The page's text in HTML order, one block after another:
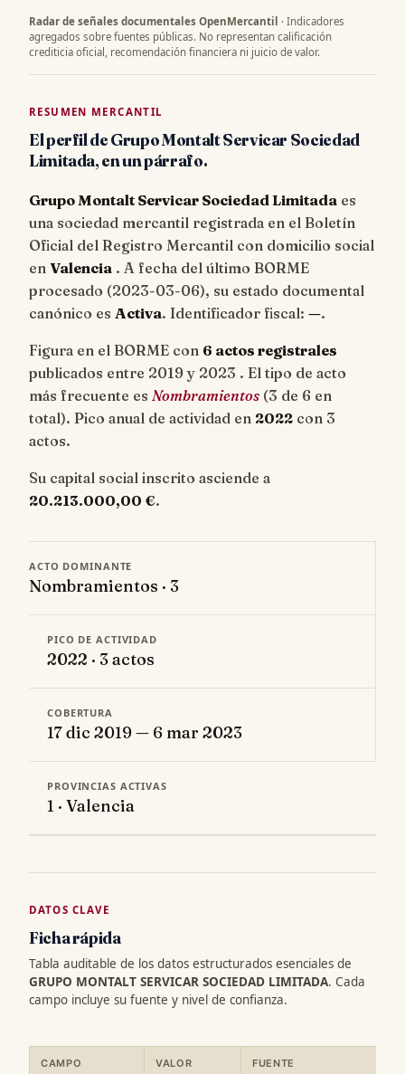
Radar de señales documentales OpenMercantil · Indicadores
agregados sobre fuentes públicas. No representan calificación
crediticia oficial, recomendación financiera ni juicio de valor.
RESUMEN MERCANTIL
El perfil de Grupo Montalt Servicar Sociedad
Limitada, en un párrafo.
Grupo Montalt Servicar Sociedad Limitada es
una sociedad mercantil registrada en el Boletín
Oficial del Registro Mercantil con domicilio social
en Valencia . A fecha del último BORME
procesado (2023-03-06), su estado documental
canónico es Activa. Identificador fiscal: —.
Figura en el BORME con 6 actos registrales
publicados entre 2019 y 2023 . El tipo de acto
más frecuente es Nombramientos (3 de 6 en
total). Pico anual de actividad en 2022 con 3
actos.
Su capital social inscrito asciende a
20.213.000,00 €.
ACTO DOMINANTE
Nombramientos · 3
PICO DE ACTIVIDAD
2022 · 3 actos
COBERTURA
17 dic 2019 — 6 mar 2023
PROVINCIAS ACTIVAS
1 · Valencia
DATOS CLAVE
Ficha rápida
Tabla auditable de los datos estructurados esenciales de
GRUPO MONTALT SERVICAR SOCIEDAD LIMITADA. Cada
campo incluye su fuente y nivel de confianza.
CAMPO VALOR FUENTE